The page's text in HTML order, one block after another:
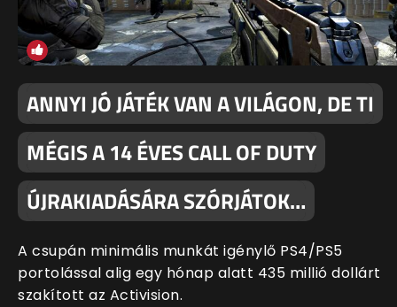
ANNYI JÓ JÁTÉK VAN A VILÁGON, DE TI
MÉGIS A 14 ÉVES CALL OF DUTY
ÚJRAKIADÁSÁRA SZÓRJÁTOK…
A csupán minimális munkát igénylő PS4/PS5
portolással alig egy hónap alatt 435 millió dollárt
szakított az Activision.